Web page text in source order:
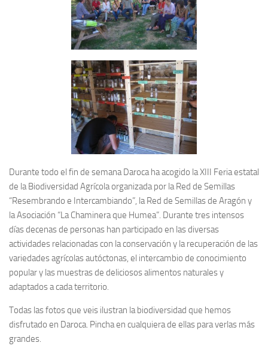
Durante todo el fin de semana Daroca ha acogido la XIII Feria estatal
de la Biodiversidad Agrícola organizada por la Red de Semillas
“Resembrando e Intercambiando”, la Red de Semillas de Aragón y
la Asociación “La Chaminera que Humea”. Durante tres intensos
días decenas de personas han participado en las diversas
actividades relacionadas con la conservación y la recuperación de las
variedades agrícolas autóctonas, el intercambio de conocimiento
popular y las muestras de deliciosos alimentos naturales y
adaptados a cada territorio.
Todas las fotos que veis ilustran la biodiversidad que hemos
disfrutado en Daroca. Pincha en cualquiera de ellas para verlas más
grandes.